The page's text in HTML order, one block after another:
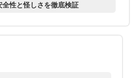
性と怪しさを徹底検証